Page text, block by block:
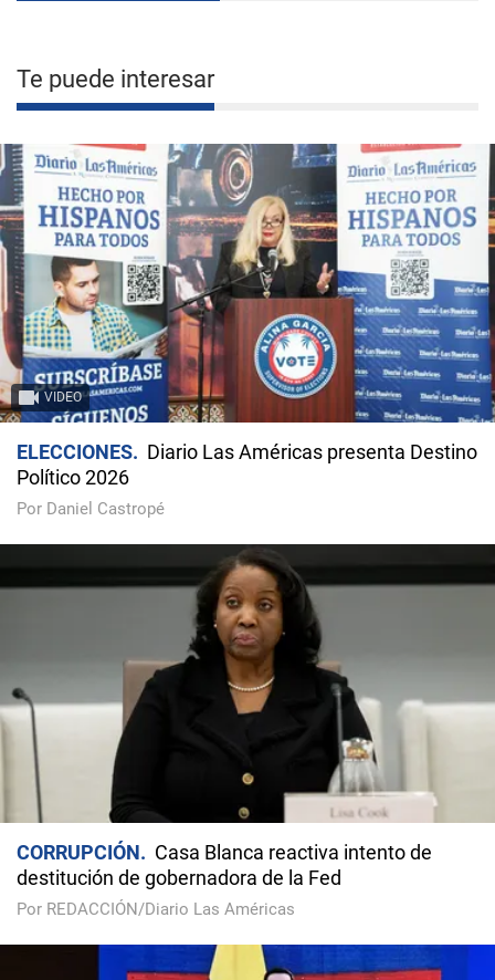
Te puede interesar
VIDEO
ELECCIONES
Diario Las Américas presenta Destino
Político 2026
Por Daniel Castropé
CORRUPCIÓN
Casa Blanca reactiva intento de
destitución de gobernadora de la Fed
Por REDACCIÓN/Diario Las Américas